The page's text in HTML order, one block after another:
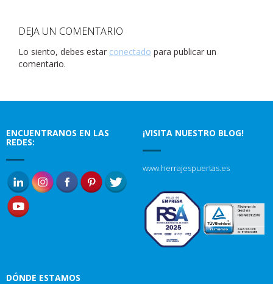
DEJA UN COMENTARIO
Lo siento, debes estar conectado para publicar un
comentario.
ENCUENTRANOS EN LAS
REDES:
¡VISITA NUESTRO BLOG!
www.herrajespuertas.es
DÓNDE ESTAMOS